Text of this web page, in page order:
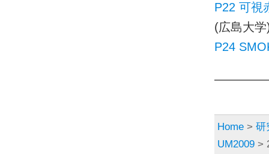
P22 可視
(広島大学
P24
Home > 研
UM2009 >